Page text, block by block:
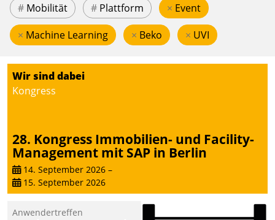
# Mobilität # Plattform × Event
× Machine Learning × Beko × UVI
Wir sind dabei
Kongress
28. Kongress Immobilien- und Facility-
Management mit SAP in Berlin
14. September 2026 –
15. September 2026
Anwendertreffen